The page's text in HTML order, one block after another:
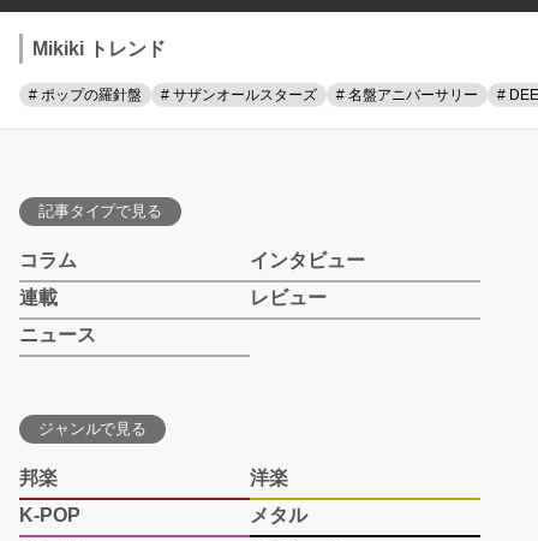
Mikiki トレンド
# ポップの羅針盤 # サザンオールスターズ # 名盤アニバーサリー #
記事タイプで見る
コラム
インタビュー
連載
レビュー
ニュース
ジャンルで見る
邦楽
洋楽
K-POP
メタル